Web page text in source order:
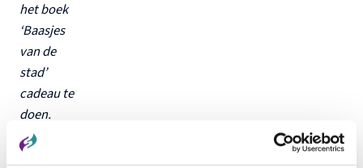
het boek
‘Baasjes
van de
stad’
cadeau te
doen.
Vonden ze
hartstikke